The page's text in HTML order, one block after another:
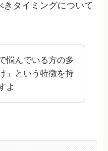
タイミングについて
悩んでいる方の多
」という特徴を持
よ